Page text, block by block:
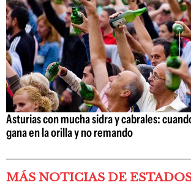
Asturias con mucha sidra y cabrales:
gana en la orilla y no remando
MÁS NOTICIAS DE